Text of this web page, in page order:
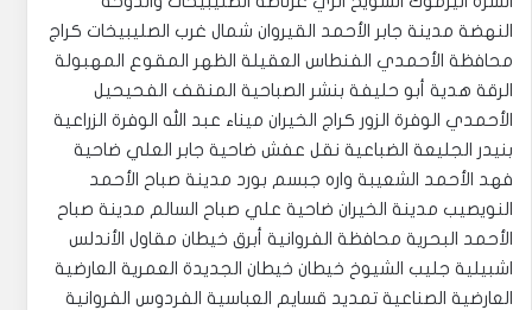
النهضة مدينة جابر الأحمد القيروان شمال غرب الصليبيخات كراج
محافظة الأحمدي الفنطاس العقيلة الظهر المقوع المهبولة
الرقة هدية أبو حليفة بنشر الصباحية المنقف الفحيحيل
الأحمدي الوفرة الزور كراج الخيران ميناء عبد الله الوفرة الزراعية
بنيدر الجليعة الضباعية نقل عفش ضاحية جابر العلي ضاحية
فهد الأحمد الشعيبة واره جبسم بورد مدينة صباح الأحمد
النويصيب مدينة الخيران ضاحية علي صباح السالم مدينة صباح
الأحمد البحرية محافظة الفروانية أبرق خيطان مقاول الأندلس
اشبيلية جليب الشيوخ خيطان خيطان الجديدة العمرية العارضية
العارضية الصناعية تمديد قسايم العباسية الفردوس الفروانية